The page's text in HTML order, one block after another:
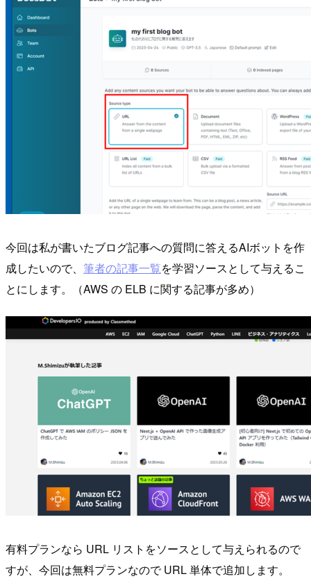
今回は私が書いたブログ記事への質問に答えるAIボットを作
成したいので、 筆者の記事一覧を学習ソースとして与えるこ
とにします。（AWS の ELB に関する記事が多め）
有料プランなら URL リストをソースとして与えられるので
すが、今回は無料プランなので URL 単体で追加します。